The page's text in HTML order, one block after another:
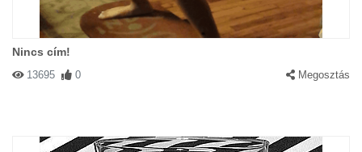
Nincs cím!
13695 0 Megosztás